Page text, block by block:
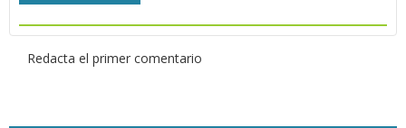
Redacta el primer comentario